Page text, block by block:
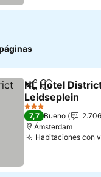
CompartirAgregar a
NL Hotel
Leidseplein
Ver precios
3 Estrellas
7,7 Bueno
Ámsterdam
Habitaciones con